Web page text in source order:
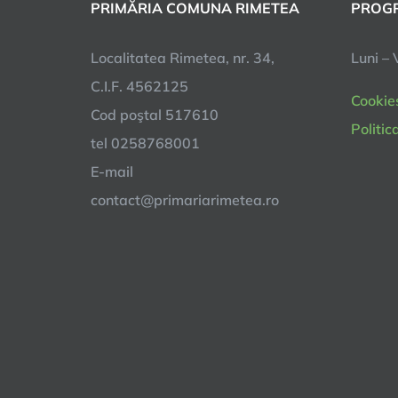
PRIMĂRIA COMUNA RIMETEA
Localitatea Rimetea, nr. 34,
C.I.F. 4562125
Cod poştal 517610
tel 0258768001
E-mail
contact@primariarimetea.ro
Luni –